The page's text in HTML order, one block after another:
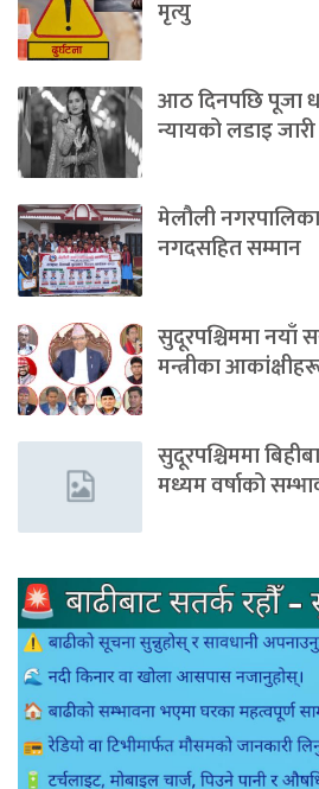
मृत्यु
आठ दिनपछि पूजा
न्यायको लडाइ जारी
मेलौली
नगदसहित सम्मान
सुदूरपश्चिममा नयाँ
मन्त्रीका
सुदूरपश्चिममा
मध्यम वर्षाको